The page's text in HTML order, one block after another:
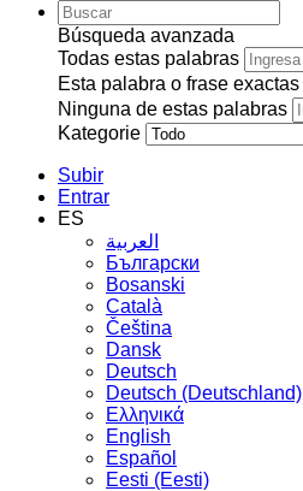
Búsqueda avanzada
Todas estas palabras
Esta palabra o frase exactas
Ninguna de estas palabras
Kategorie
Subir
Entrar
ES
العربية
Български
Bosanski
Сatalà
Čeština
Dansk
Deutsch
Deutsch (Deutschland)
Ελληνικά
English
Español
Eesti (Eesti)